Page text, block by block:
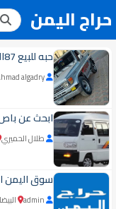
حراج اليمن
حبه للبيع 87المديل
algadry
ابحث عن باص
طلال الحميري
سوق اليمن
admin